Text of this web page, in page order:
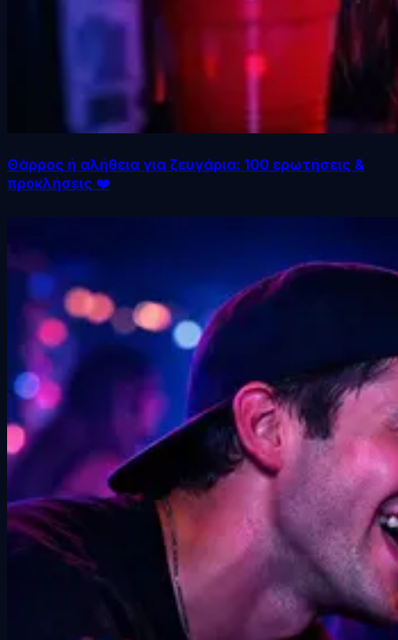
Θάρρος ή αλήθεια για ζευγάρια: 100 ερωτήσεις &
προκλήσεις ❤️